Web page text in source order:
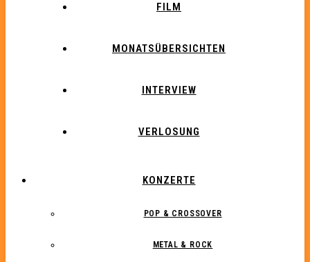
FILM
MONATSÜBERSICHTEN
INTERVIEW
VERLOSUNG
KONZERTE
POP & CROSSOVER
METAL & ROCK